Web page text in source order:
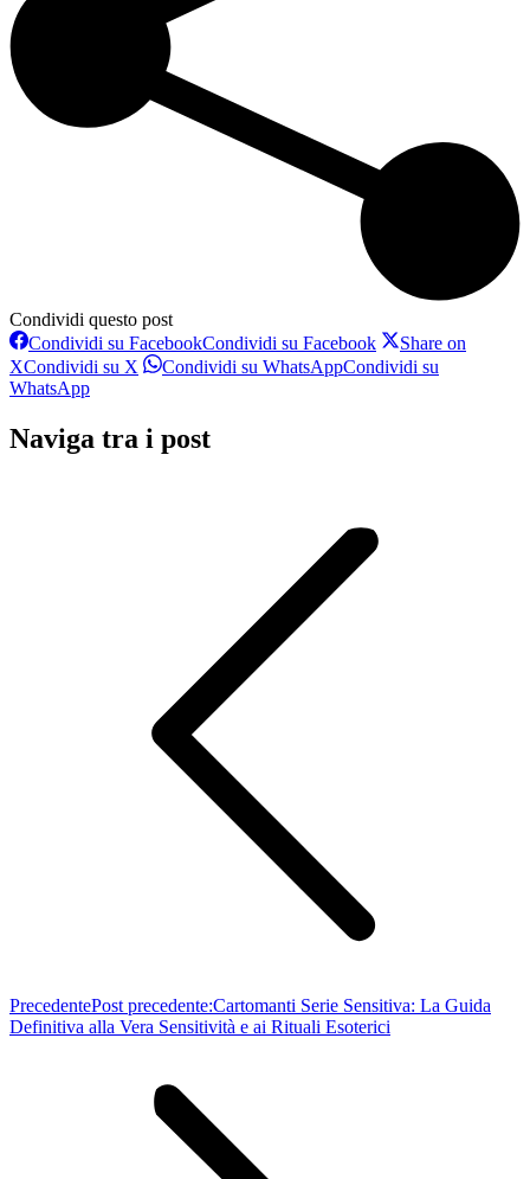
Condividi questo post
Condividi su FacebookCondividi su Facebook
Share on
XCondividi su X Condividi su WhatsAppCondividi su
WhatsApp
Naviga tra i post
PrecedentePost precedente:Cartomanti Serie Sensitiva: La Guida
Definitiva alla Vera Sensitività e ai Rituali Esoterici